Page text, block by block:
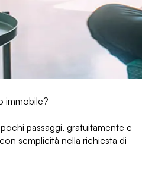
immobile?
passaggi, gratuitamente e
semplicità nella richiesta di